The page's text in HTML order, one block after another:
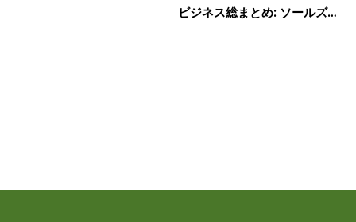
ビジネス総まとめ: ソールズベリーのグリーン ソリューション グループが NC Idea 財団から $50,000 の助成金を獲得